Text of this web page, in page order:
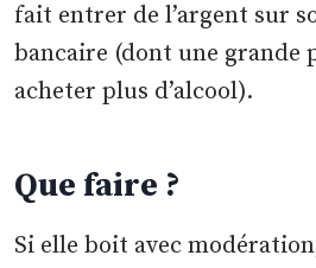
fait entrer de l’argent sur
bancaire (dont une grande
acheter plus d’alcool).
Que faire ?
Si elle boit avec